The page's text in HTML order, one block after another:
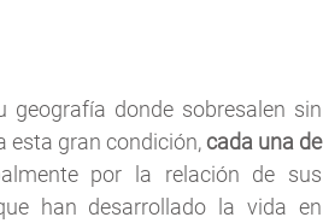
donde sobresalen sin
esta gran condición, cada una de
por la relación de sus
han desarrollado la vida en